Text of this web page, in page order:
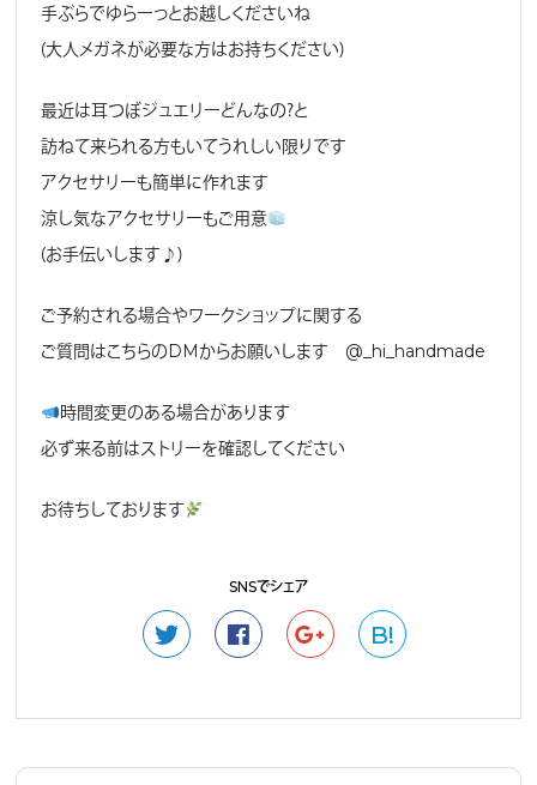
手ぶらでゆらーっとお越しくださいね
（大人メガネが必要な方はお持ちください）
最近は耳つぼジュエリーどんなの？と
訪ねて来られる方もいてうれしい限りです
アクセサリーも簡単に作れます
涼し気なアクセサリーもご用意
（お手伝いします♪）
ご予約される場合やワークショップに関する
ご質問はこちらのDMからお願いします @_hi_handmade
時間変更のある場合があります
必ず来る前はストリーを確認してください
お待ちしております
SNSでシェア
B!